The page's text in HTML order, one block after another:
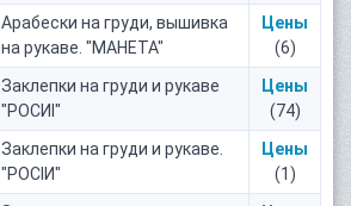
Арабески на груди, вышивка
на рукаве. "МАНЕТА"
Цены
(6)
Заклепки на груди и рукаве
"РОСИI"
Цены
(74)
Заклепки на груди и рукаве.
"РОСIИ"
Цены
(1)